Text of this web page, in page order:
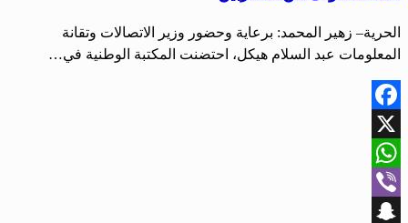
الحرية– زهير المحمد: برعاية وحضور وزير الاتصالات وتقانة
المعلومات عبد السلام هيكل، احتضنت المكتبة الوطنية في…
Facebook
X
WhatsApp
Viber